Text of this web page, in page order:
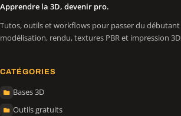
Apprendre la 3D, devenir pro.
Tutos, outils et workflows pour passer du débutant
modélisation, rendu, textures PBR et impression
CATÉGORIES
Bases 3D
Outils gratuits